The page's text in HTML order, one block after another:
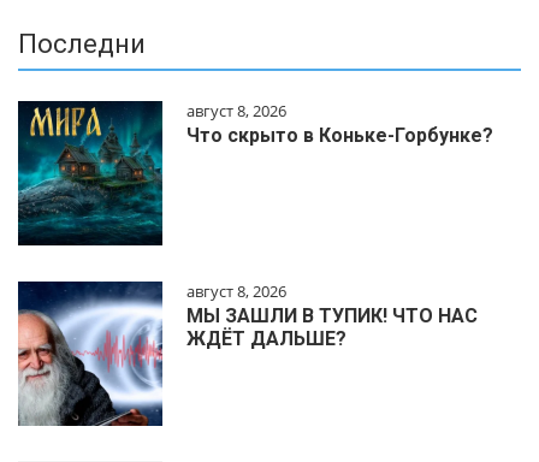
Последни
август 8, 2026
Что скрыто в Коньке-Горбунке?
август 8, 2026
МЫ ЗАШЛИ В ТУПИК! ЧТО НАС
ЖДЁТ ДАЛЬШЕ?